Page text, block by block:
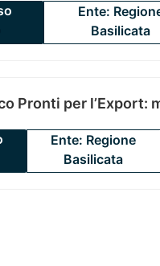
Ente:
Basilicata
Pronti per
Ente: Regione
Basilicata